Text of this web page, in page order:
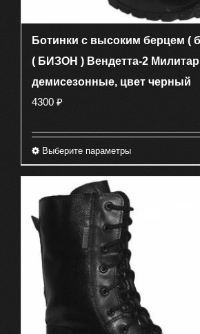
Ботинки с высоким берцем (
( БИЗОН ) Вендетта-2
демисезонные, цвет черный
4300 ₽
Выберите параметрыЭтот
несколько
вариаций.
Опции
можно
выбрать
на
странице